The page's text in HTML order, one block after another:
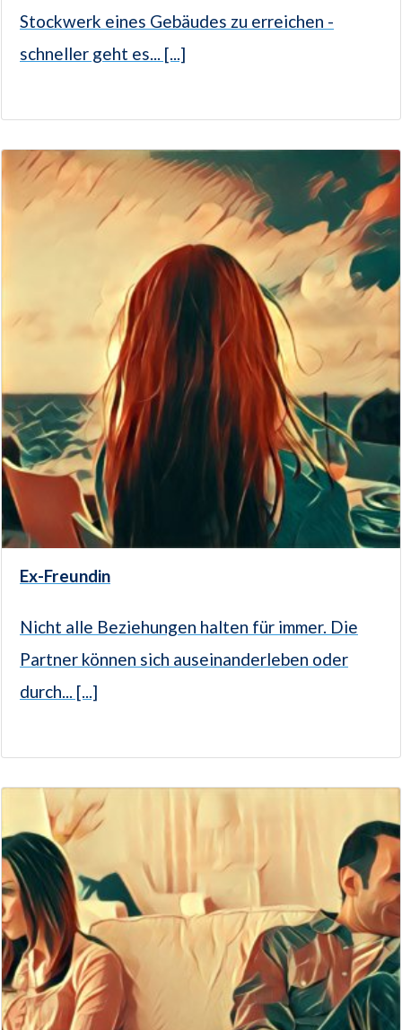
Stockwerk eines Gebäudes zu erreichen -
schneller geht es... [...]
Ex-Freundin
Nicht alle Beziehungen halten für immer. Die
Partner können sich auseinanderleben oder
durch... [...]